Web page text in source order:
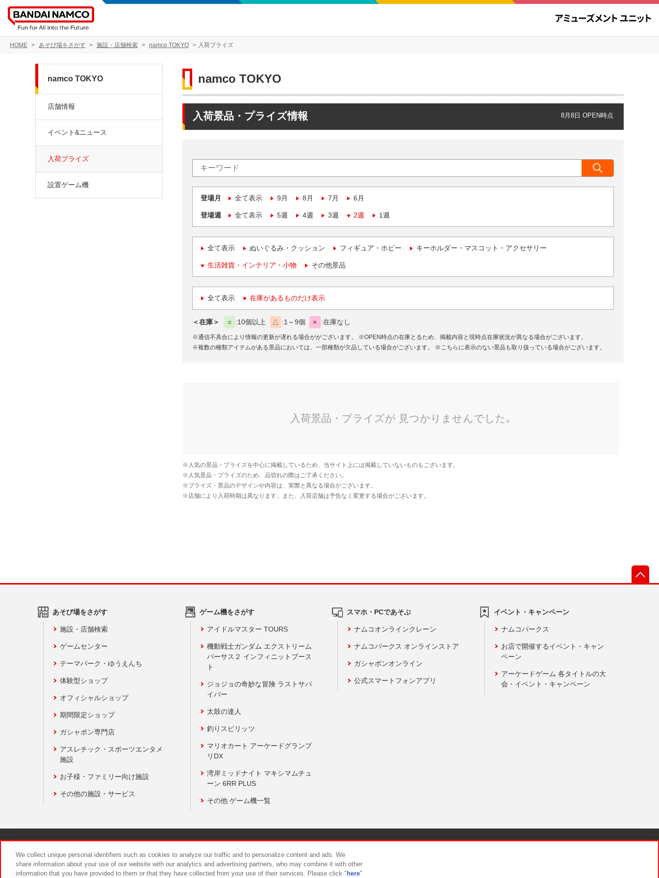
HOME あそび場をさがす 施設・店舗検索 namco TOKYO 入荷プライズ
namco TOKYO
入荷景品・プライズ情報 8月8日 OPEN時点
登場月 全て表示 9月 8月 7月 6月
登場週 全て表示 5週 4週 3週 2週 1週
全て表示 ぬいぐるみ・クッション フィギュア・ホビー キーホルダー・マスコット・アクセサリー
生活雑貨・インテリア・小物 その他景品
全て表示 在庫があるものだけ表示
＜在庫＞ ○ 10個以上 △ 1～9個 × 在庫なし
※通信不具合により情報の更新が遅れる場合ががございます。
※OPEN時点の在庫とるため、掲載内容と現時点在庫状況が異なる場合がございます。
※複数の種類アイテムがある景品においては、一部種類が欠品している場合がございます。
※こちらに表示のない景品も取り扱っている場合がございます。
namco TOKYO
店舗情報
イベント&ニュース
入荷プライズ
設置ゲーム機
あそび場をさがす
施設・店舗検索
ゲームセンター
テーマパーク・ゆうえんち
体験型ショップ
オフィシャルショップ
期間限定ショップ
ガシャポン専門店
アスレチック・スポーツエンタメ
施設
お子様・ファミリー向け施設
その他の施設・サービス
ゲーム機をさがす
アイドルマスター TOURS
機動戦士ガンダム エクストリーム
バーサス２ インフィニットブース
ト
ジョジョの奇妙な冒険 ラストサバ
イバー
太鼓の達人
釣りスピリッツ
マリオカート アーケードグランプ
リDX
湾岸ミッドナイト マキシマムチュ
ーン 6RR PLUS
その他 ゲーム機一覧
スマホ・PCであそぶ
ナムコオンラインクレーン
ナムコパークス オンラインストア
ガシャポンオンライン
公式スマートフォンアプリ
イベント・キャンペーン
ナムコパークス
お店で開催するイベント・キャン
ペーン
アーケードゲーム 各タイトルの大
会・イベント・キャンペーン
食品のご提供について カスタマーハラスメント対応方針
We collect unique personal identifiers such as cookies to analyze our traffic and to personalize content and ads. We
share information about your use of our website with our analytics and advertising partners, who may combine it with other
information that you have provided to them or that they have collected from your use of their services. Please click " here"